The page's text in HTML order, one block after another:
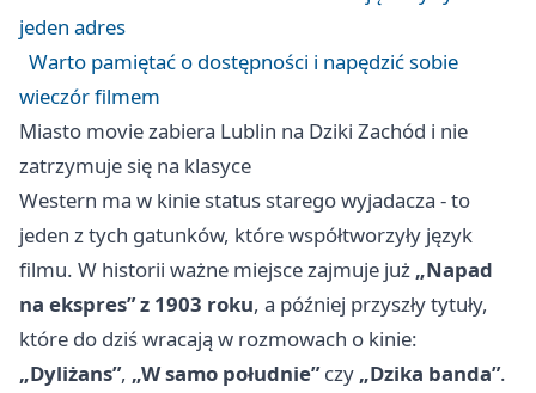
jeden adres
Warto pamiętać o dostępności i napędzić sobie
wieczór filmem
Miasto movie zabiera Lublin na Dziki Zachód i nie
zatrzymuje się na klasyce
Western ma w kinie status starego wyjadacza - to
jeden z tych gatunków, które współtworzyły język
filmu. W historii ważne miejsce zajmuje już „Napad
na ekspres” z 1903 roku, a później przyszły tytuły,
które do dziś wracają w rozmowach o kinie:
„Dyliżans”, „W samo południe”czy „Dzika banda”.